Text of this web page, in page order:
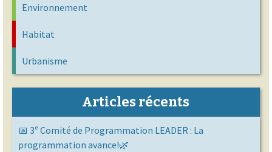
Environnement
Habitat
Urbanisme
Articles récents
📅 3ᵉ Comité de Programmation LEADER : La
programmation avance!🌿